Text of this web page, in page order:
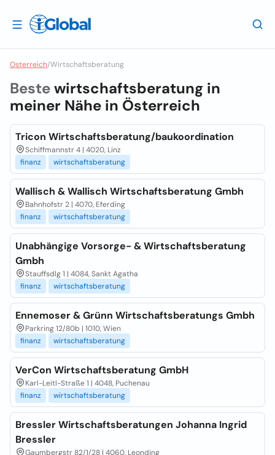
Osterreich/Wirtschaftsberatung
Bestewirtschaftsberatung in
meiner Nähe in Österreich
Tricon Wirtschaftsberatung/baukoordination
Schiffmannstr 4 | 4020, Linz
finanz
wirtschaftsberatung
Wallisch & Wallisch Wirtschaftsberatung Gmbh
Bahnhofstr 2 | 4070, Eferding
finanz
wirtschaftsberatung
Unabhängige Vorsorge- & Wirtschaftsberatung
Gmbh
Stauffsdlg 1 | 4084, Sankt Agatha
finanz
wirtschaftsberatung
Ennemoser & Grünn Wirtschaftsberatungs Gmbh
Parkring 12/80b | 1010, Wien
finanz
wirtschaftsberatung
VerCon Wirtschaftsberatung GmbH
Karl-Leitl-Straße 1 | 4048, Puchenau
finanz
wirtschaftsberatung
Bressler Wirtschaftsberatungen Johanna Ingrid
Bressler
Gaumbergstr 82/1/28 | 4060, Leonding